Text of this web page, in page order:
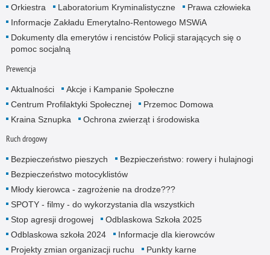
Orkiestra
Laboratorium Kryminalistyczne
Prawa człowieka
Informacje Zakładu Emerytalno-Rentowego MSWiA
Dokumenty dla emerytów i rencistów Policji starających się o
pomoc socjalną
Prewencja
Aktualności
Akcje i Kampanie Społeczne
Centrum Profilaktyki Społecznej
Przemoc Domowa
Kraina Sznupka
Ochrona zwierząt i środowiska
Ruch drogowy
Bezpieczeństwo pieszych
Bezpieczeństwo: rowery i hulajnogi
Bezpieczeństwo motocyklistów
Młody kierowca - zagrożenie na drodze???
SPOTY - filmy - do wykorzystania dla wszystkich
Stop agresji drogowej
Odblaskowa Szkoła 2025
Odblaskowa szkoła 2024
Informacje dla kierowców
Projekty zmian organizacji ruchu
Punkty karne